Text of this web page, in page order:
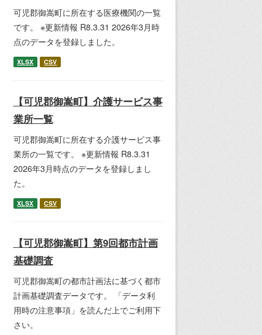
可児郡御嵩町に所在する医療機関の一覧
です。 ※更新情報 R8.3.31 2026年3月時
点のデータを登録しました。
XLSX CSV
【可児郡御嵩町】介護サービス事
業所一覧
可児郡御嵩町に所在する介護サービス事
業所の一覧です。 ※更新情報 R8.3.31
2026年3月時点のデータを登録しまし
た。
XLSX CSV
【可児郡御嵩町】第9回都市計画
基礎調査
可児郡御嵩町の都市計画法に基づく都市
計画基礎調査データです。 「データ利
用時の注意事項」を読んだ上でご利用下
さい。